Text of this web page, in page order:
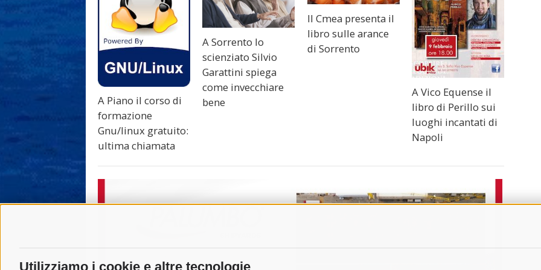
Utilizziamo i cookie e altre tecnologie
A Piano il corso di
formazione
Gnu/linux gratuito:
ultima chiamata
A Sorrento lo
scienziato Silvio
Garattini spiega
come invecchiare
bene
Il Cmea presenta il
libro sulle arance
di Sorrento
A Vico Equense il
libro di Perillo sui
luoghi incantati di
Napoli